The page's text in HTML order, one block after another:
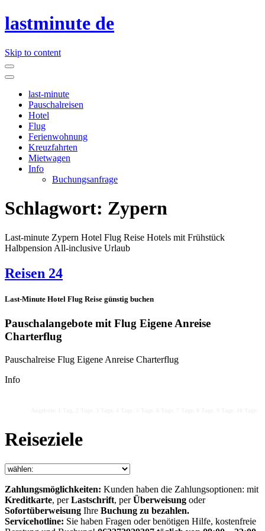
lastminute de
Skip to content
last-minute
Pauschalreisen
Hotel
Flug
Ferienwohnung
Kreuzfahrten
Mietwagen
Info
Buchungsanfrage
Schlagwort: Zypern
Last-minute Zypern Hotel Flug Reise Hotels mit Frühstück
Halbpension All-inclusive Urlaub
Reisen 24
Last-Minute Hotel Flug Reise günstig buchen
Pauschalangebote mit Flug Eigene Anreise
Charterflug
Pauschalreise Flug Eigene Anreise Charterflug
Info
Reiseziele
Zahlungsmöglichkeiten: Kunden haben die Zahlungsoptionen: mit
Kreditkarte, perLastschrift, perÜberweisung oder
Sofortüberweisung Ihre Buchung zu bezahlen.
Servicehotline: Sie haben Fragen oder benötigen Hilfe, kostenfreie